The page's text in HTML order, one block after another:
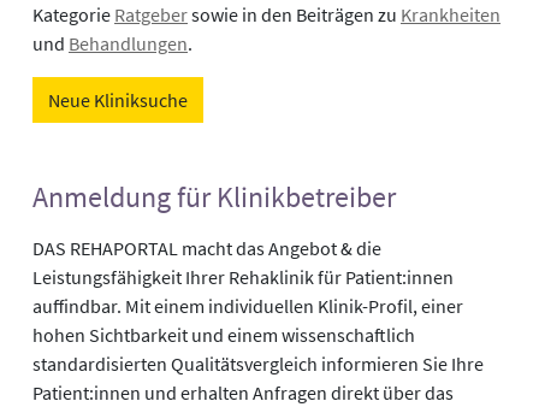
Kategorie Ratgebersowie in den Beiträgen zu Krankheiten
und Behandlungen.
Neue Kliniksuche
Anmeldung für Klinikbetreiber
DAS REHAPORTAL macht das Angebot & die
Leistungsfähigkeit Ihrer Rehaklinik für Patient:innen
auffindbar. Mit einem individuellen Klinik-Profil, einer
hohen Sichtbarkeit und einem wissenschaftlich
standardisierten Qualitätsvergleich informieren Sie Ihre
Patient:innen und erhalten Anfragen direkt über das